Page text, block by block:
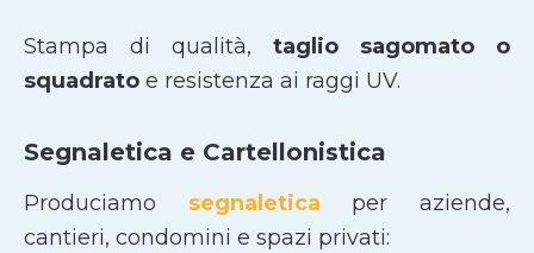
Stampa di qualità, taglio sagomato
o
squadrato e resistenza ai raggi UV.
Segnaletica e Cartellonistica
Produciamo segnaletica per aziende,
cantieri, condomini e spazi privati: